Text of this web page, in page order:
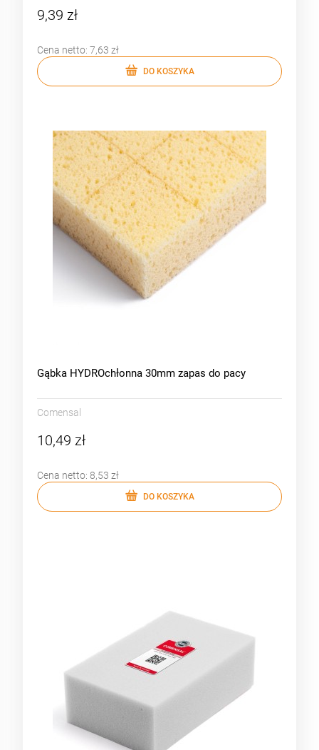
9,39 zł
Cena netto: 7,63 zł
DO KOSZYKA
Gąbka HYDROchłonna 30mm zapas do pacy
Comensal
10,49 zł
Cena netto: 8,53 zł
DO KOSZYKA